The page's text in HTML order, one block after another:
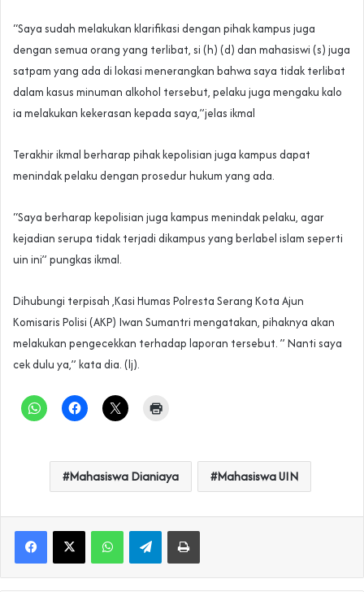
“Saya sudah melakukan klarifikasi dengan pihak kampus juga
dengan semua orang yang terlibat, si (h) (d) dan mahasiswi (s) juga
satpam yang ada di lokasi menerangkan bahwa saya tidak terlibat
dalam kasus minuman alkohol tersebut, pelaku juga mengaku kalo
ia melakukan kekerasan kepada saya,”jelas ikmal
Terakhir ikmal berharap pihak kepolisian juga kampus dapat
menindak pelaku dengan prosedur hukum yang ada.
“Saya berharap kepolisian juga kampus menindak pelaku, agar
kejadian serupa tidak terjadi dikampus yang berlabel islam seperti
uin ini” pungkas ikmal.
Dihubungi terpisah ,Kasi Humas Polresta Serang Kota Ajun
Komisaris Polisi (AKP) Iwan Sumantri mengatakan, pihaknya akan
melakukan pengecekkan terhadap laporan tersebut. ” Nanti saya
cek dulu ya,” kata dia. (lj).
Mahasiswa Dianiaya Mahasiswa UIN
WhatsAppTelegramPrint